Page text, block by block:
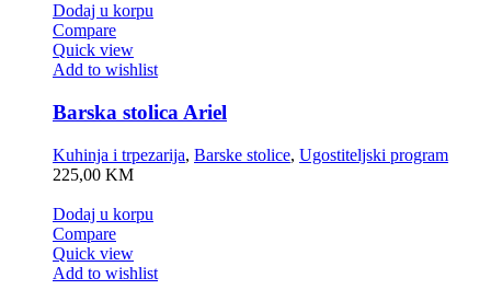
Dodaj u korpu
Compare
Quick view
Add to wishlist
Barska stolica Ariel
Kuhinja i trpezarija, Barske stolice, Ugostiteljski program
225,00 KM
Dodaj u korpu
Compare
Quick view
Add to wishlist